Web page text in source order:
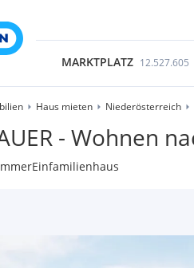
MARKTPLATZ 12.527.605
Haus mieten Niederösterreich
- Wohnen
Einfamilienhaus